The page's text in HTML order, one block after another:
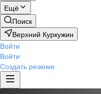
Ещё
Поиск
Верхний Куркужин
Войти
Войти
Создать резюме